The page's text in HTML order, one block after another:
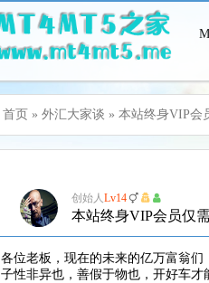
首页 » 外汇大家谈 » 本站终身VIP会
创始人Lv14
本站终身VIP会员
各位老板，现在的未来的亿万富翁
子性非异也，善假于物也，开好车